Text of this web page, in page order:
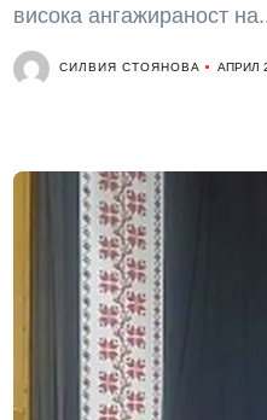
висока ангажираност
СИЛВИЯ СТОЯНОВА АПРИЛ